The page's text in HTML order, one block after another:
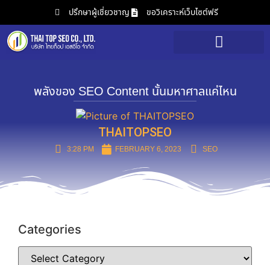
ปรึกษาผู้เชี่ยวชาญ ขอวิเคราะห์เว็บไซต์ฟรี
พลังของ SEO Content นั้นมหาศาลแค่ไหน
THAITOPSEO
3:28 PM FEBRUARY 6, 2023 SEO
Categories